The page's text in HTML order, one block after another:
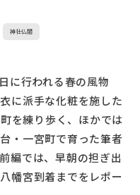
神社仏閣
に行われる春の風物
に派手な化粧を施した
を練り歩く、ほかでは
・一宮町で育った筆者
編では、早朝の担ぎ出
幡宮到着までをレポー